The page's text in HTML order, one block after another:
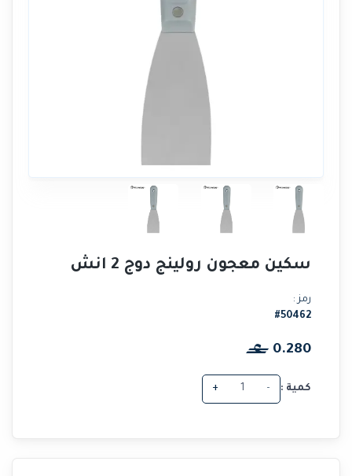
سكين معجون رولينج دوج 2 انش
رمز :
#50462
0.280
كمية : -
+